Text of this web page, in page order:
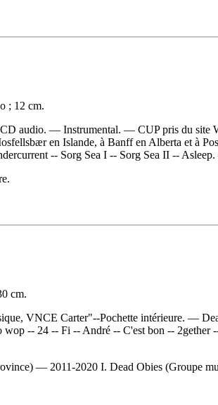
; 12 cm.
audio. — Instrumental. — CUP pris du
en Islande, à Banff en Alberta et à
-- Sorg Sea I -- Sorg Sea II --
cm.
VNCE Carter"--Pochette intérieure. —
-- 24 -- Fi -- André -- C'est bon --
— 2011-2020 I. Dead Obies (Groupe